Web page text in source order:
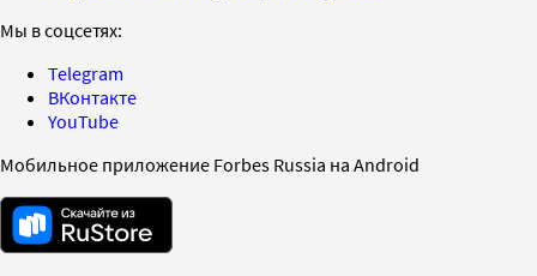
Мы в соцсетях:
Telegram
ВКонтакте
YouTube
Мобильное приложение Forbes Russia на Android